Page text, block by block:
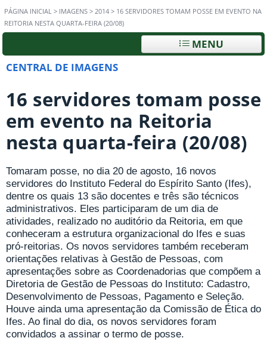
PÁGINA INICIAL > IMAGENS > 2014 > 16 SERVIDORES TOMAM POSSE EM EVENTO NA
REITORIA NESTA QUARTA-FEIRA (20/08)
MENU
CENTRAL DE IMAGENS
16 servidores tomam posse
em evento na Reitoria
nesta quarta-feira (20/08)
Tomaram posse, no dia 20 de agosto, 16 novos
servidores do Instituto Federal do Espírito Santo (Ifes),
dentre os quais 13 são docentes e três são técnicos
administrativos. Eles participaram de um dia de
atividades, realizado no auditório da Reitoria, em que
conheceram a estrutura organizacional do Ifes e suas
pró-reitorias. Os novos servidores também receberam
orientações relativas à Gestão de Pessoas, com
apresentações sobre as Coordenadorias que compõem a
Diretoria de Gestão de Pessoas do Instituto: Cadastro,
Desenvolvimento de Pessoas, Pagamento e Seleção.
Houve ainda uma apresentação da Comissão de Ética do
Ifes. Ao final do dia, os novos servidores foram
convidados a assinar o termo de posse.